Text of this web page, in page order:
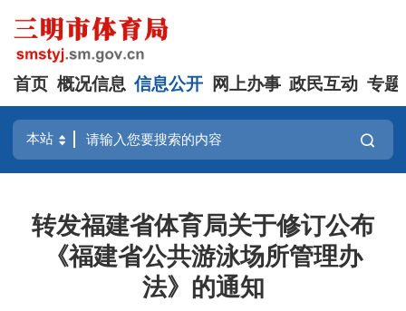
首页 概况信息 信息公开 网上办事 政民互动 专题
转发福建省体育局关于修订公布
《福建省公共游泳场所管理办
法》的通知